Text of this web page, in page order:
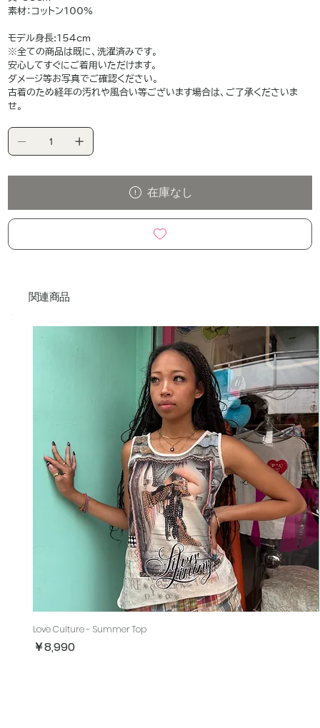
素材：コットン100%
モデル身長:154cm
※全ての商品は既に、洗濯済みです。
安心してすぐにご着用いただけます。
ダメージ等お写真でご確認ください。
古着のため経年の汚れや風合い等ございます場合は、ご了承くださいま
せ。
在庫なし
関連商品
Love Culture - Summer Top
価格
￥8,990